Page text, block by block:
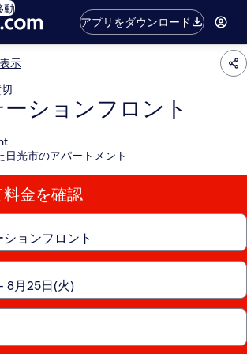
動
アプリをダウンロード
示
ションフロント
光市のアパートメント
金を確認